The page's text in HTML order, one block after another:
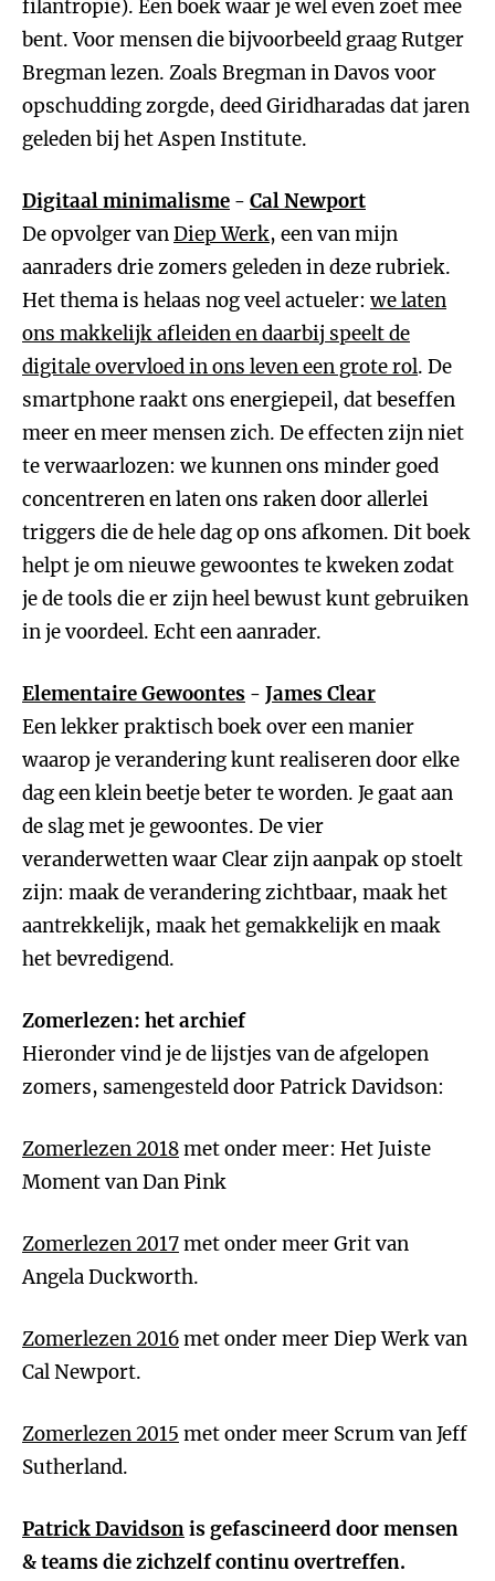
filantropie). Een boek waar je wel even zoet mee
bent. Voor mensen die bijvoorbeeld graag Rutger
Bregman lezen. Zoals Bregman in Davos voor
opschudding zorgde, deed Giridharadas dat jaren
geleden bij het Aspen Institute.
Digitaal minimalisme - Cal Newport
De opvolger vanDiep Werk, een van mijn
aanraders drie zomers geleden in deze rubriek.
Het thema is helaas nog veel actueler: we laten
ons makkelijk afleiden en daarbij speelt de
digitale overvloed in ons leven een grote rol. De
smartphone raakt ons energiepeil, dat beseffen
meer en meer mensen zich. De effecten zijn niet
te verwaarlozen: we kunnen ons minder goed
concentreren en laten ons raken door allerlei
triggers die de hele dag op ons afkomen. Dit boek
helpt je om nieuwe gewoontes te kweken zodat
je de tools die er zijn heel bewust kunt gebruiken
in je voordeel. Echt een aanrader.
Elementaire Gewoontes - James Clear
Een lekker praktisch boek over een manier
waarop je verandering kunt realiseren door elke
dag een klein beetje beter te worden. Je gaat aan
de slag met je gewoontes. De vier
veranderwetten waar Clear zijn aanpak op stoelt
zijn: maak de verandering zichtbaar, maak het
aantrekkelijk, maak het gemakkelijk en maak
het bevredigend.
Zomerlezen: het archief
Hieronder vind je de lijstjes van de afgelopen
zomers, samengesteld door Patrick Davidson:
Zomerlezen 2018met onder meer: Het Juiste
Moment van Dan Pink
Zomerlezen 2017met onder meer Grit van
Angela Duckworth.
Zomerlezen 2016met onder meer Diep Werk van
Cal Newport.
Zomerlezen 2015 met onder meer Scrum van Jeff
Sutherland.
Patrick Davidsonis gefascineerd door mensen
& teams die zichzelf continu overtreffen.